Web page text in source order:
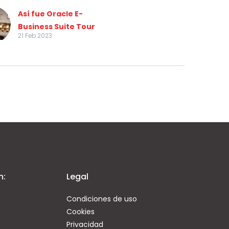
Así fue Oracle E-
Business Suite Tour
2023
tuvo lugar una nueva
21 Feb 2023
Legal
Condiciones de uso
Cookies
Privacidad